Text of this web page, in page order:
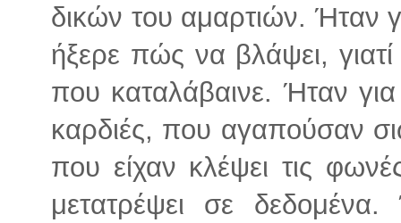
δικών του αμαρτιών. Ήταν
ήξερε πώς να βλάψει,
που καταλάβαινε. Ήταν για
καρδιές, που αγαπούσαν
που είχαν κλέψει τις
μετατρέψει σε